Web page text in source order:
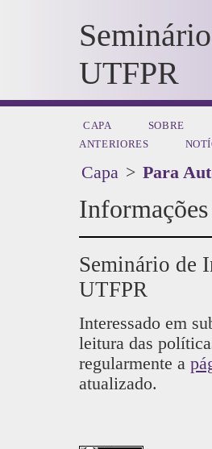
UTFPR
CAPA SOBRE
ANTERIORES
Capa > Para
Seminário de
UTFPR
Interessado em
leitura das
regularmente a
atualizado.